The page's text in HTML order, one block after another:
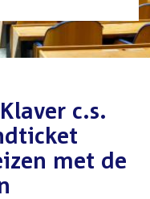
c.s.
met de